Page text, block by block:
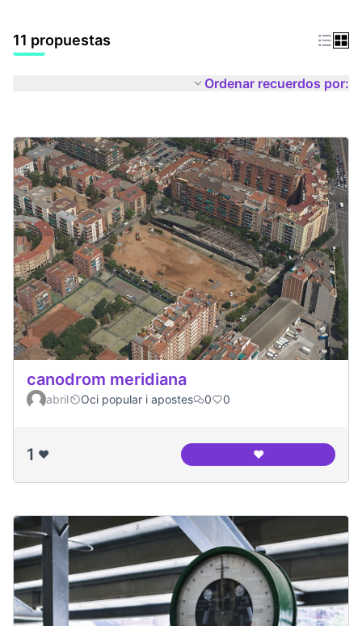
11 propuestas
Ordenar recuerdos por:
canodrom meridiana
abril Oci popular i apostes 0 0
1 ❤️ ❤️canodrom